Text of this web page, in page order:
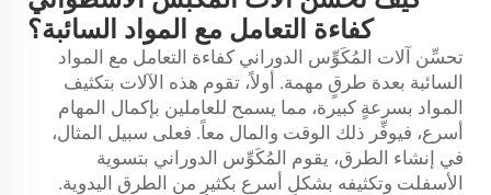
كفاءة التعامل مع المواد السائبة؟
تحسِّن آلات المُكَوِّس الدوراني كفاءة التعامل مع المواد
السائبة بعدة طرقٍ مهمة. أولاً، تقوم هذه الآلات بتكثيف
المواد بسرعةٍ كبيرة، مما يسمح للعاملين بإكمال المهام
أسرع، فيوفِّر ذلك الوقت والمال معاً. فعلى سبيل المثال،
في إنشاء الطرق، يقوم المُكَوِّس الدوراني بتسوية
الأسفلت وتكثيفه بشكلٍ أسرع بكثيرٍ من الطرق اليدوية.